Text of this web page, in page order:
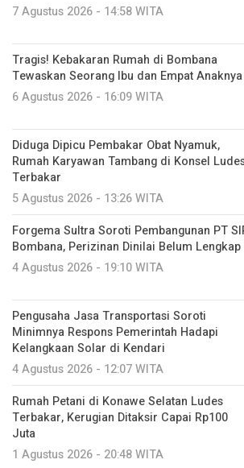
7 Agustus 2026 - 14:58 WITA
Tragis! Kebakaran Rumah di Bombana
Tewaskan Seorang Ibu dan Empat Anaknya
6 Agustus 2026 - 16:09 WITA
Diduga Dipicu Pembakar Obat Nyamuk,
Rumah Karyawan Tambang di Konsel
Terbakar
5 Agustus 2026 - 13:26 WITA
Forgema Sultra Soroti Pembangunan PT
Bombana, Perizinan Dinilai Belum Lengkap
4 Agustus 2026 - 19:10 WITA
Pengusaha Jasa Transportasi Soroti
Minimnya Respons Pemerintah Hadapi
Kelangkaan Solar di Kendari
4 Agustus 2026 - 12:07 WITA
Rumah Petani di Konawe Selatan Ludes
Terbakar, Kerugian Ditaksir Capai Rp100
Juta
1 Agustus 2026 - 20:48 WITA